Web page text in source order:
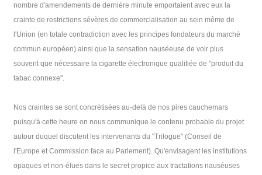
nombre d'amendements de dernière minute emportaient avec eux la
crainte de restrictions sévères de commercialisation au sein même de
l'Union (en totale contradiction avec les principes fondateurs du marché
commun européen) ainsi que la sensation nauséeuse de voir plus
souvent que nécessaire la cigarette électronique qualifiée de "produit du
tabac connexe".
Nos craintes se sont concrétisées au-delà de nos pires cauchemars
puisqu'à cette heure on nous communique le contenu probable du projet
autour duquel discutent les intervenants du "Trilogue" (Conseil de
l'Europe et Commission face au Parlement). Qu'envisagent les institutions
opaques et non-élues dans le secret propice aux tractations nauséuses